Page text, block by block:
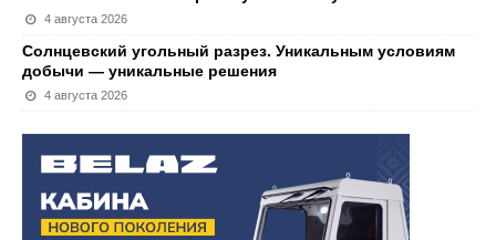
4 августа 2026
Солнцевский угольный разрез. Уникальным условиям
добычи — уникальные решения
4 августа 2026